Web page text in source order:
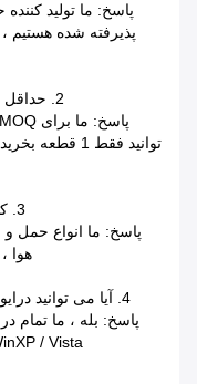
2. حداقل مقدار سفارش ترمینال POS چقدر است؟
توانید فقط 1
3. کدام روش تحویل را می توانم انتخاب کنم؟
پاسخ: ما انواع حمل
هوا
4. آیا می توانید درایور / SDK را برای ترمینال POS ارائه دهید؟